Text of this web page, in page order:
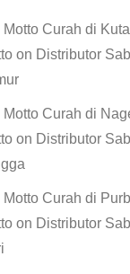
Curah di Kutai
on Distributor
Curah di
on Distributor
Curah di
on Distributor